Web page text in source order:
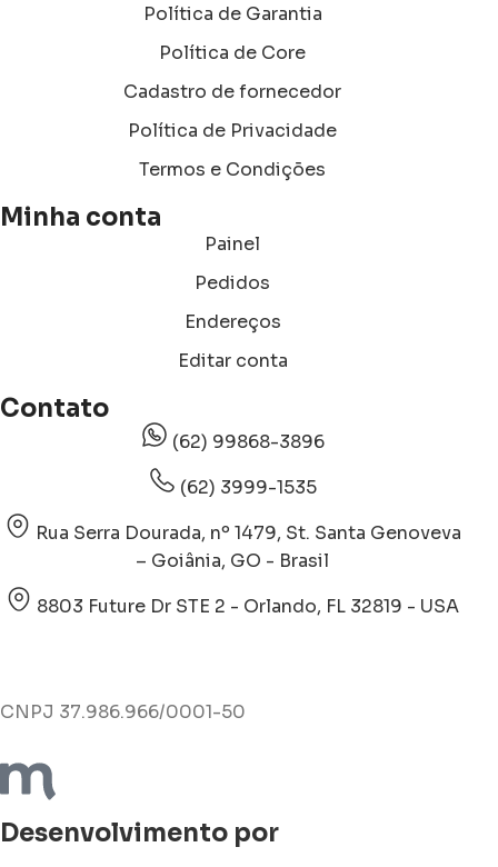
Política de Garantia
Política de Core
Cadastro de fornecedor
Política de Privacidade
Termos e Condições
Minha conta
Painel
Pedidos
Endereços
Editar conta
Contato
(62) 99868-3896
(62) 3999-1535
Rua Serra Dourada, nº 1479, St. Santa Genoveva
– Goiânia, GO - Brasil
8803 Future Dr STE 2 - Orlando, FL 32819 - USA
CNPJ 37.986.966/0001-50
Desenvolvimento por